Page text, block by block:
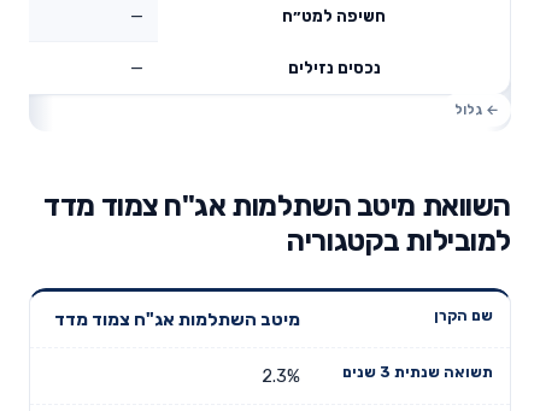
חשיפה למט״ח —
נכסים נזילים —
השוואת מיטב השתלמות אג"ח צמוד מדד
למובילות בקטגוריה
שנים
תשואה
דמי ניהול
מיטב השתלמות אג"ח צמוד מדד
2.3%